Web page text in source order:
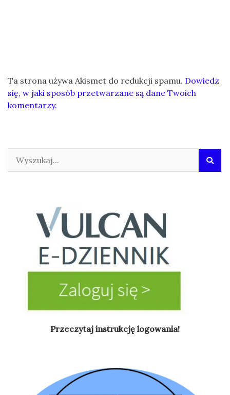
Ta strona używa Akismet do redukcji spamu. Dowiedz
się, w jaki sposób przetwarzane są dane Twoich
komentarzy.
Przeczytaj instrukcję logowania!